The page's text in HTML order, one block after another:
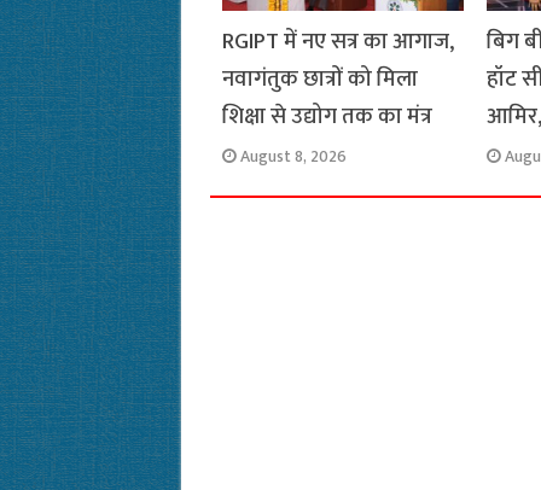
RGIPT में नए सत्र का आगाज,
नवागंतुक छात्रों को मिला
शिक्षा से उद्योग तक का मंत्र
August 8, 2026
बिग
हॉट